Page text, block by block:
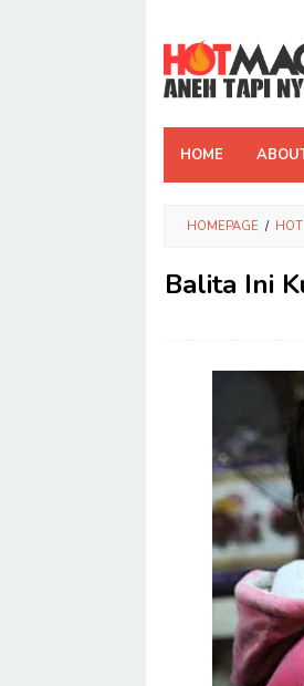
content
HOME
HOMEPAGE /
Balita Ini